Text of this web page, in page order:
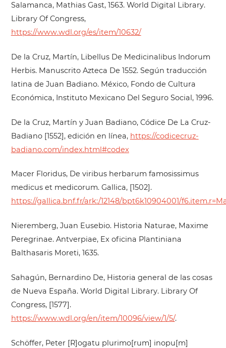
Salamanca, Mathias Gast, 1563. World Digital Library.
Library Of Congress,
https://www.wdl.org/es/item/10632/
De la Cruz, Martín, Libellus De Medicinalibus Indorum
Herbis. Manuscrito Azteca De 1552. Según traducción
latina de Juan Badiano. México, Fondo de Cultura
Económica, Instituto Mexicano Del Seguro Social, 1996.
De la Cruz, Martín y Juan Badiano, Códice De La Cruz-
Badiano [1552], edición en línea, https://codicecruz-
badiano.com/index.html#codex
Macer Floridus, De viribus herbarum famosissimus
medicus et medicorum. Gallica, [1502].
https://gallica.bnf.fr/ark:/12148/bpt6k10904001/
Nieremberg, Juan Eusebio. Historia Naturae, Maxime
Peregrinae. Antverpiae, Ex oficina Plantiniana
Balthasaris Moreti, 1635.
Sahagún, Bernardino De, Historia general de las cosas
de Nueva España. World Digital Library. Library Of
Congress, [1577].
https://www.wdl.org/en/item/10096/view/1/5/.
Schöffer, Peter [R]ogatu plurimo[rum] inopu[m]